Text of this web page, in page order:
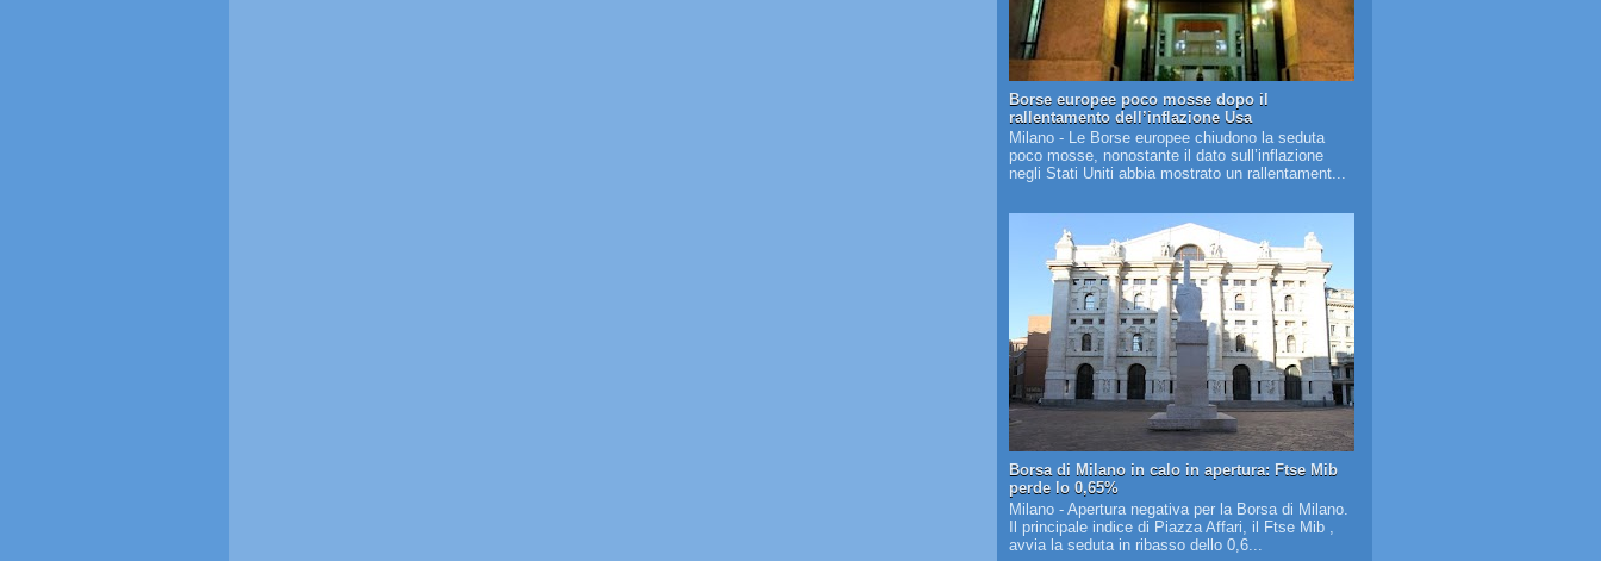
Borse europee poco mosse dopo il
rallentamento dell’inflazione Usa
Milano - Le Borse europee chiudono la seduta
poco mosse, nonostante il dato sull’inflazione
negli Stati Uniti abbia mostrato un rallentament...
Borsa di Milano in calo in apertura: Ftse Mib
perde lo 0,65%
Milano - Apertura negativa per la Borsa di Milano.
Il principale indice di Piazza Affari, il Ftse Mib ,
avvia la seduta in ribasso dello 0,6...